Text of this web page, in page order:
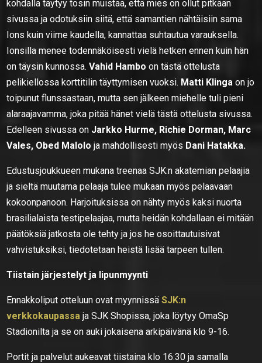
kohdalla täytyy tosin muistaa, että mies on ollut pitkään
sivussa ja odotuksiin siitä, että samantien nähtäisiin sama
Ions kuin viime kaudella, kannattaa suhtautua varauksella.
Ionsilla menee todennäköisesti vielä hetken ennen kuin hän
on täysin kunnossa.Vahid Hambo on tästä ottelusta
pelikiellossa korttitilin täyttymisen vuoksi. Matti Klinga on jo
toipunut flunssastaan, mutta sen jälkeen miehelle tuli pieni
alaraajavamma, joka pitää hänet vielä tästä ottelusta sivussa.
Edelleen sivussa on Jarkko Hurme, Richie Dorman, Marc
Vales, Obed Malolo ja mahdollisesti myös Dani Hatakka.
Edustusjoukkueen mukana treenaa SJK:n akatemian pelaajia
ja sieltä muutama pelaaja tulee mukaan myös pelaavaan
kokoonpanoon. Harjoituksissa on nähty myös kaksi nuorta
brasilialaista testipelaajaa, mutta heidän kohdallaan ei mitään
päätöksiä jatkosta ole tehty ja jos he osoittautuisivat
vahvistuksiksi, tiedotetaan heistä lisää tarpeen tullen.
Tiistain järjestelyt ja lipunmyynti
Ennakkoliput otteluun ovat myynnissäSJK:n
verkkokaupassa ja SJK Shopissa, joka löytyy OmaSp
Stadionilta ja se on auki jokaisena arkipäivänä klo 9-16.
Portit ja palvelut aukeavat tiistaina klo 16:30 ja samalla